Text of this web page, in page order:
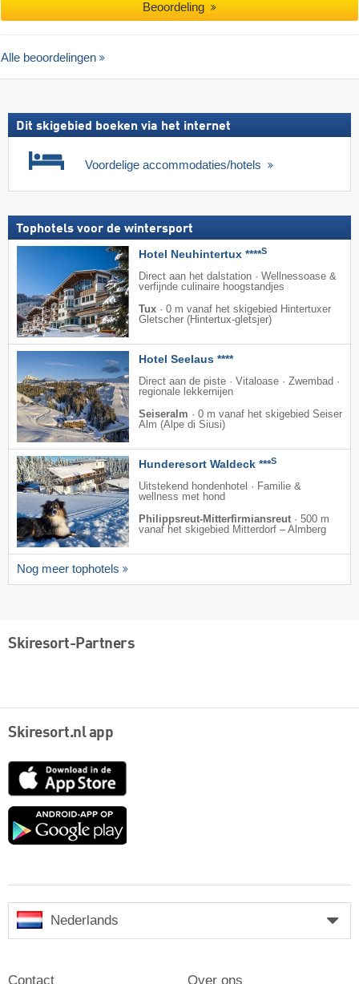
Beoordeling
Alle beoordelingen
Dit skigebied boeken via het internet
Voordelige accommodaties/hotels
Tophotels voor de wintersport
Hotel Neuhintertux ****S
Direct aan het dalstation · Wellnessoase &
verfijnde culinaire hoogstandjes
Tux · 0 m vanaf het skigebied Hintertuxer
Gletscher (Hintertux-gletsjer)
Hotel Seelaus ****
Direct aan de piste · Vitaloase · Zwembad ·
regionale lekkernijen
Seiseralm · 0 m vanaf het skigebied Seiser
Alm (Alpe di Siusi)
Hunderesort Waldeck ***S
Uitstekend hondenhotel · Familie &
wellness met hond
Philippsreut-Mitterfirmiansreut · 500 m
vanaf het skigebied Mitterdorf – Almberg
Nog meer tophotels
Skiresort-Partners
Skiresort.nl app
App
Google
Nederlands
Contact Over ons